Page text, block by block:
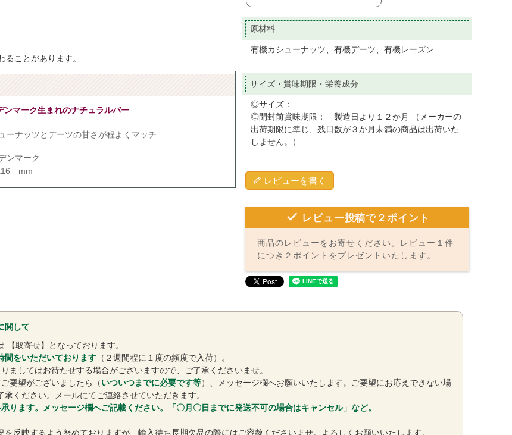
ことがあります。
ンマーク生まれのナチュラルバー
ーナッツとデーツの甘さが程よくマッチ
ンマーク
mm
原材料
有機カシューナッツ、有機デーツ、有機レーズン
サイズ・賞味期限・栄養成分
◎サイズ：
◎開封前賞味期限： 製造日より１２か月 （メーカーの
出荷期限に準じ、残日数が３か月未満の商品は出荷いた
しません。）
レビューを書く
レビュー投稿で２ポイント
商品のレビューをお寄せください。レビュー１件
につき２ポイントをプレゼントいたします。
関して
【取寄せ】となっております。
間をいただいております （２週間程に１度の頻度で入荷）。
ましてはお待たせする場合がございますので、ご了承くださいませ。
要望がございましたら（いついつまでに必要です等）、メッセージ欄へお願いいたします。ご要望にお応えできない場
ください。メールにてご連絡させていただきます。
ります。メッセージ欄へご記載ください。「〇月〇日までに発送不可の場合はキャンセル」など。
を反映するよう努めておりますが、輸入待ち長期欠品の際にはご容赦くださいませ。よろしくお願いいたします。